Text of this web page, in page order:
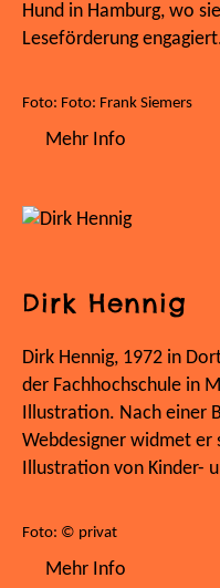
Hund in Hamburg, wo
Leseförderung
Foto: Foto: Frank Siemers
Mehr Info
Dirk Hennig
Dirk Hennig, 1972 in
der Fachhochschule in
Illustration. Nach einer
Webdesigner widmet er
Illustration von Kinder-
Foto: © privat
Mehr Info